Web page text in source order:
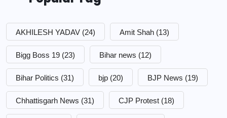
AKHILESH YADAV (24) Amit Shah (13)
Bigg Boss 19 (23) Bihar news (12)
Bihar Politics (31) bjp (20) BJP News (19)
Chhattisgarh News (31) CJP Protest (18)